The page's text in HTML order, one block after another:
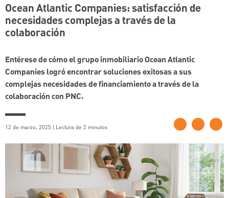
Ocean Atlantic Companies: satisfacción de
necesidades complejas a través de la
colaboración
Entérese de cómo el grupo inmobiliario Ocean Atlantic
Companies logró encontrar soluciones exitosas a sus
complejas necesidades de financiamiento a través de la
colaboración con PNC.
12 de marzo, 2025 | Lectura de 2 minutos